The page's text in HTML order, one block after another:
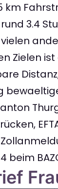
km
3.4
Zielen
beim